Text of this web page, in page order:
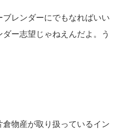
ブレンダーにでもなればいい
ー志望じゃねえんだよ。う
倉物産が取り扱っているイン